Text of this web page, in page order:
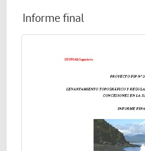
Informe final